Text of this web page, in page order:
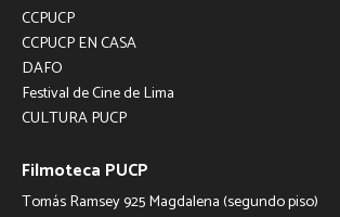
CCPUCP
CCPUCP EN CASA
DAFO
Festival de Cine de Lima
CULTURA PUCP
Filmoteca PUCP
Tomás Ramsey 925 Magdalena (segundo piso)